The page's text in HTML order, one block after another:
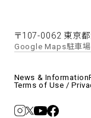
〒107-0062 東京
Google Maps駐車
News & Information
Terms of Use /